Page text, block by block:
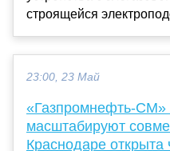
строящейся
23:00, 23 Май
«Газпромнефть-
масштабируют
Краснодаре